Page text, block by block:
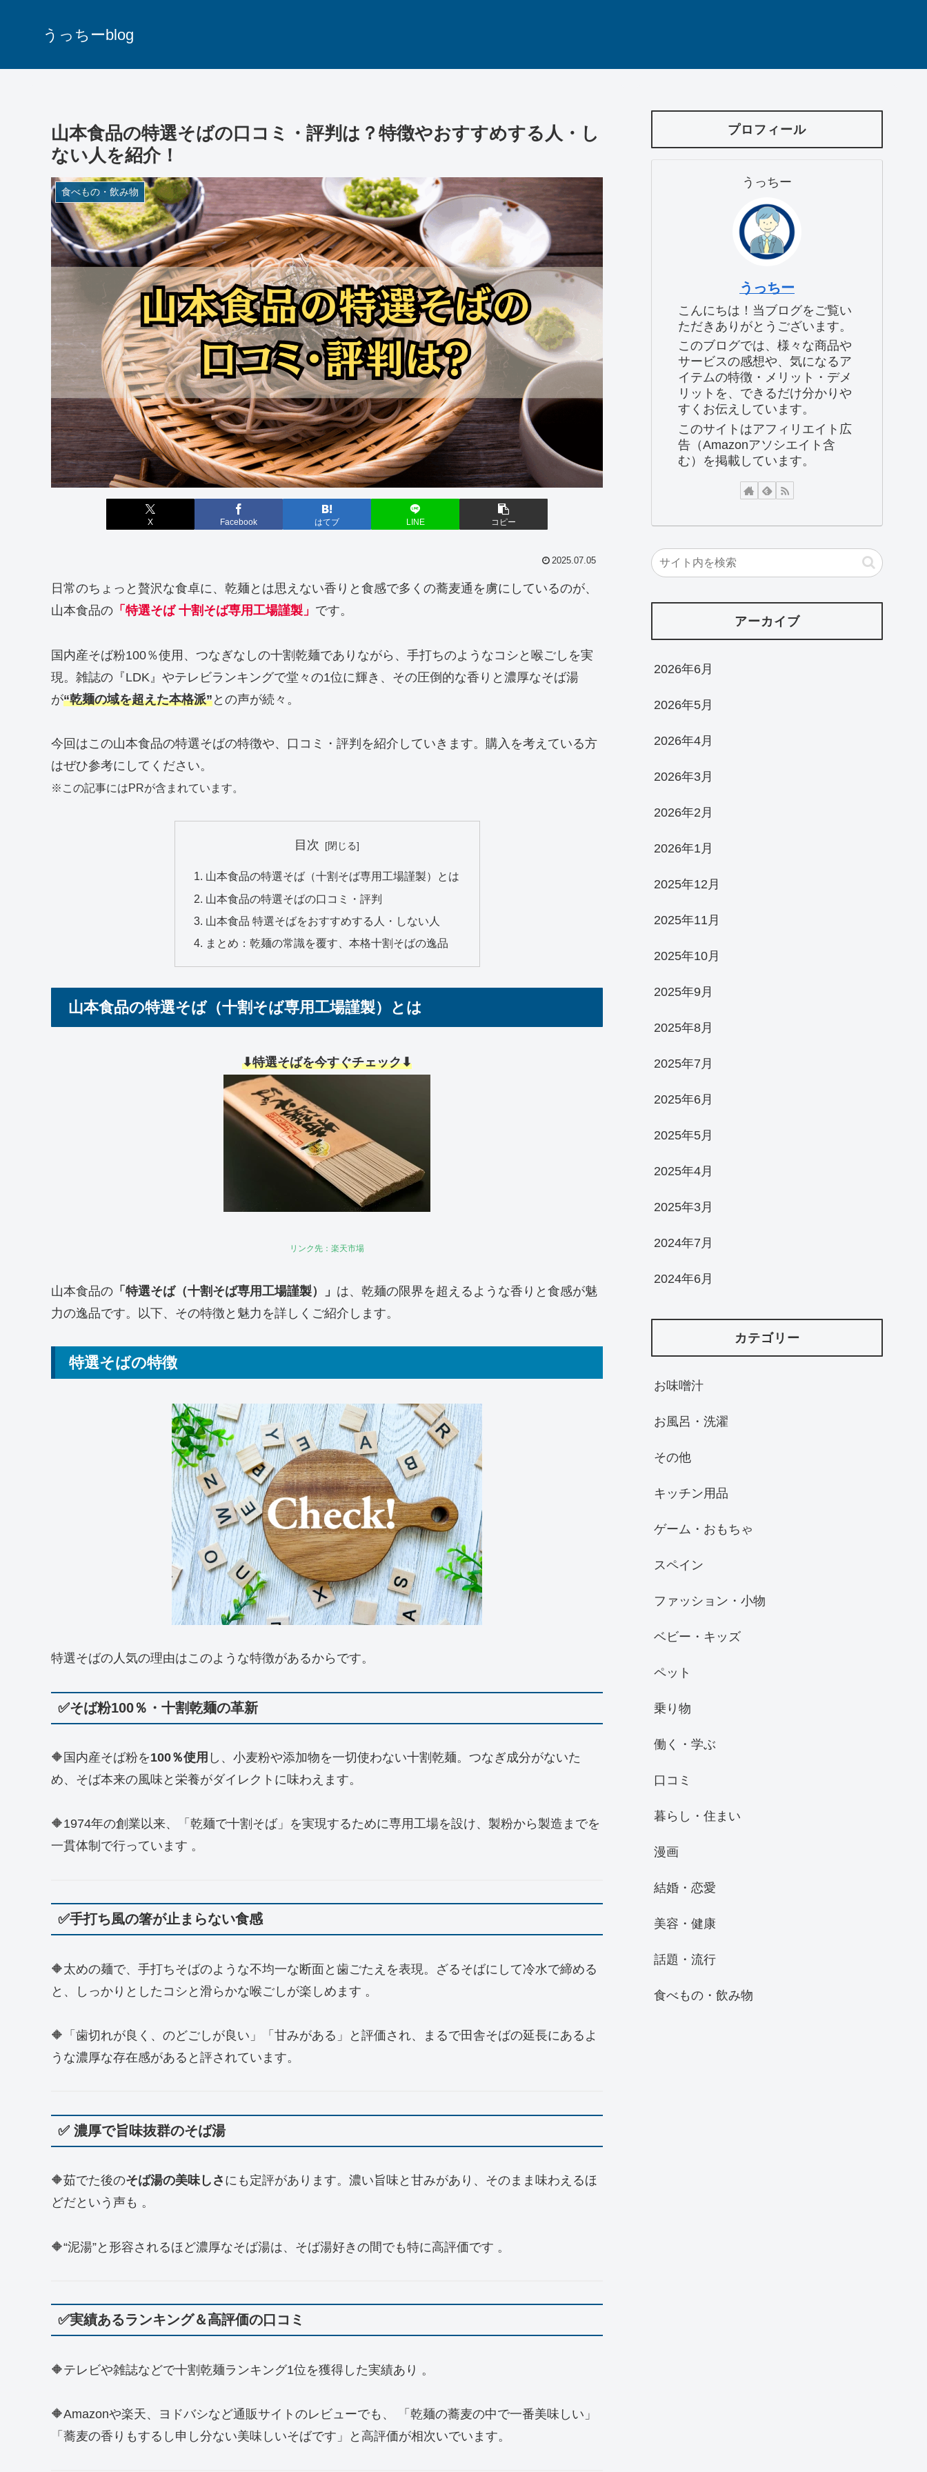
うっちーblog
山本食品の特選そばの口コミ・評判は？特徴やおすすめする人・し
ない人を紹介！
食べもの・飲み物
X Facebook はてブ LINE コピー
2025.07.05
日常のちょっと贅沢な食卓に、乾麺とは思えない香りと食感で多くの蕎麦通を虜にしているのが、
山本食品の 「特選そば 十割そば専用工場謹製」 です。
国内産そば粉100％使用、つなぎなしの十割乾麺でありながら、手打ちのようなコシと喉ごしを実
現。雑誌の『LDK』やテレビランキングで堂々の1位に輝き、その圧倒的な香りと濃厚なそば湯
が“乾麺の域を超えた本格派”との声が続々。
今回はこの山本食品の特選そばの特徴や、口コミ・評判を紹介していきます。購入を考えている方
はぜひ参考にしてください。
※この記事にはPRが含まれています。
目次
山本食品の特選そば（十割そば専用工場謹製）とは
山本食品の特選そばの口コミ・評判
山本食品 特選そばをおすすめする人・しない人
まとめ：乾麺の常識を覆す、本格十割そばの逸品
山本食品の特選そば（十割そば専用工場謹製）とは
⬇特選そばを今すぐチェック⬇
リンク先：楽天市場
山本食品の 「特選そば（十割そば専用工場謹製）」 は、乾麺の限界を超えるような香りと食感が魅
力の逸品です。以下、その特徴と魅力を詳しくご紹介します。
特選そばの特徴
特選そばの人気の理由はこのような特徴があるからです。
✅そば粉100％・十割乾麺の革新
🔶国内産そば粉を100％使用 し、小麦粉や添加物を一切使わない十割乾麺。つなぎ成分がないた
め、そば本来の風味と栄養がダイレクトに味わえます。
🔶1974年の創業以来、「乾麺で十割そば」を実現するために専用工場を設け、製粉から製造までを
一貫体制で行っています 。
✅手打ち風の箸が止まらない食感
🔶太めの麺で、手打ちそばのような不均一な断面と歯ごたえを表現。ざるそばにして冷水で締める
と、しっかりとしたコシと滑らかな喉ごしが楽しめます 。
🔶「歯切れが良く、のどごしが良い」「甘みがある」と評価され、まるで田舎そばの延長にあるよ
うな濃厚な存在感があると評されています。
✅ 濃厚で旨味抜群のそば湯
🔶茹でた後のそば湯の美味しさ にも定評があります。濃い旨味と甘みがあり、そのまま味わえるほ
どだという声も 。
🔶“泥湯”と形容されるほど濃厚なそば湯は、そば湯好きの間でも特に高評価です 。
✅実績あるランキング＆高評価の口コミ
🔶テレビや雑誌などで十割乾麺ランキング1位を獲得した実績あり 。
🔶Amazonや楽天、ヨドバシなど通販サイトのレビューでも、 「乾麺の蕎麦の中で一番美味しい」
「蕎麦の香りもするし申し分ない美味しいそばです」と高評価が相次いでいます。
プロフィール
うっちー
うっちー
こんにちは！当ブログをご覧い
ただきありがとうございます。
このブログでは、様々な商品や
サービスの感想や、気になるア
イテムの特徴・メリット・デメ
リットを、できるだけ分かりや
すくお伝えしています。
このサイトはアフィリエイト広
告（Amazonアソシエイト含
む）を掲載しています。
アーカイブ
2026年6月
2026年5月
2026年4月
2026年3月
2026年2月
2026年1月
2025年12月
2025年11月
2025年10月
2025年9月
2025年8月
2025年7月
2025年6月
2025年5月
2025年4月
2025年3月
2024年7月
2024年6月
カテゴリー
お味噌汁
お風呂・洗濯
その他
キッチン用品
ゲーム・おもちゃ
スペイン
ファッション・小物
ベビー・キッズ
ペット
乗り物
働く・学ぶ
口コミ
暮らし・住まい
漫画
結婚・恋愛
美容・健康
話題・流行
食べもの・飲み物